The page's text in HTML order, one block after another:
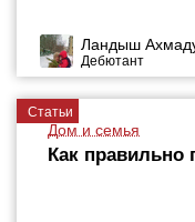
Ландыш
Дебютант
Статьи
Дом и семья
Как